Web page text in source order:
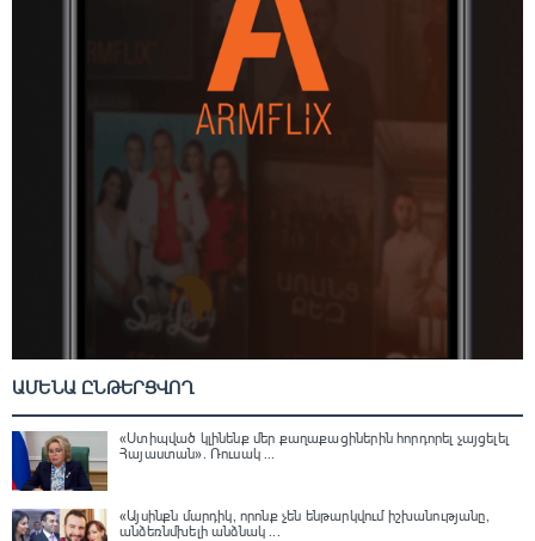
ԱՄԵՆԱ ԸՆԹԵՐՑՎՈՂ
«Ստիպված կլինենք մեր քաղաքացիներին հորդորել չայցելել
Հայաստան»․ Ռուսակ ...
«Այսինքն մարդիկ, որոնք չեն ենթարկվում իշխանությանը,
անձեռնմխելի անձնակ ...